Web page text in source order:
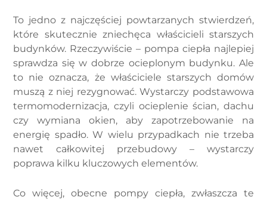
To jedno z najczęściej powtarzanych stwierdzeń,
które skutecznie zniechęca właścicieli starszych
budynków. Rzeczywiście – pompa ciepła najlepiej
sprawdza się w dobrze ocieplonym budynku. Ale
to nie oznacza, że właściciele starszych domów
muszą z niej rezygnować. Wystarczy podstawowa
termomodernizacja, czyli ocieplenie ścian, dachu
czy wymiana okien, aby zapotrzebowanie na
energię spadło. W wielu przypadkach nie trzeba
nawet całkowitej przebudowy – wystarczy
poprawa kilku kluczowych elementów.
Co więcej, obecne pompy ciepła, zwłaszcza te